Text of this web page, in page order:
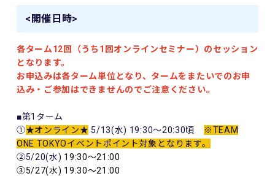
<開催日時>
各ターム12回（うち1回オンラインセミナー）のセッション
となります。
お申込みは各ターム単位となり、タームをまたいでのお申
込み・ご参加はできませんのでご注意ください。
■第1ターム
①★オンライン★ 5/13(水) 19:30～20:30頃
※TEAM
ONE TOKYOイベントポイント対象となります。
②5/20(水) 19:30～21:00
③5/27(水) 19:30～21:00